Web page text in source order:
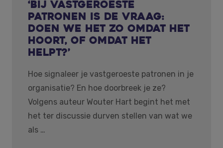
‘Bij vastgeroeste
patronen is de vraag:
doen we het zo omdat het
hoort, of omdat het
helpt?’
Hoe signaleer je vastgeroeste patronen in je
organisatie? En hoe doorbreek je ze?
Volgens auteur Wouter Hart begint het met
het ter discussie durven stellen van wat we
als …